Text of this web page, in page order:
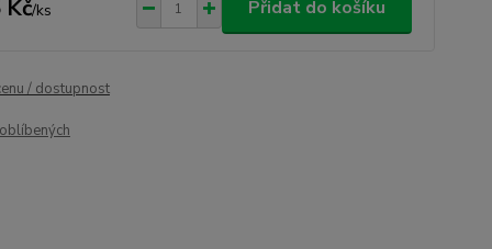
Kč/ks Přidat do košíku
/ dostupnost